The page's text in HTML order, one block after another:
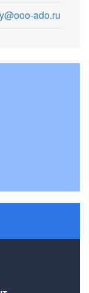
ado.ru